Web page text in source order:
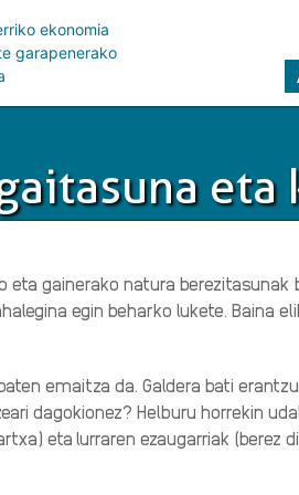
ekonomia
garapenerako
eta
eta gainerako natura
egin beharko lukete. Baina
emaitza da. Galdera bati
dagokionez? Helburu horrekin
eta lurraren ezaugarriak (berez